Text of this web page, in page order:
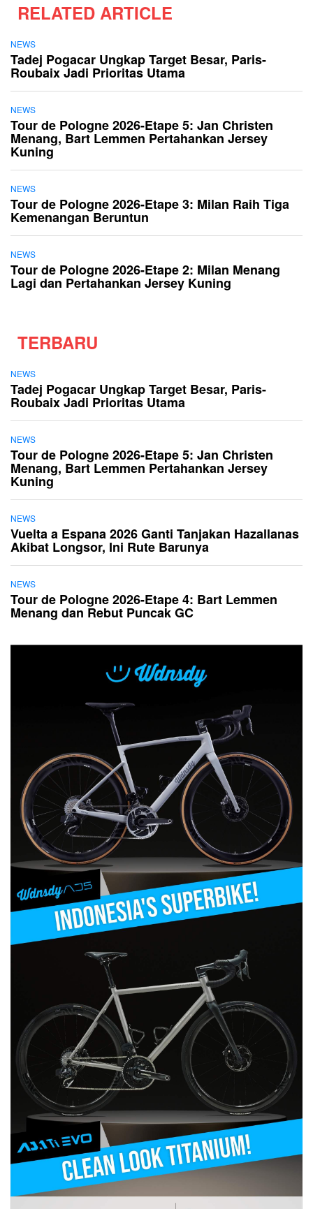
RELATED ARTICLE
NEWS
Tadej Pogacar Ungkap Target Besar, Paris-
Roubaix Jadi Prioritas Utama
NEWS
Tour de Pologne 2026-Etape 5: Jan Christen
Menang, Bart Lemmen Pertahankan Jersey
Kuning
NEWS
Tour de Pologne 2026-Etape 3: Milan Raih Tiga
Kemenangan Beruntun
NEWS
Tour de Pologne 2026-Etape 2: Milan Menang
Lagi dan Pertahankan Jersey Kuning
TERBARU
NEWS
Tadej Pogacar Ungkap Target Besar, Paris-
Roubaix Jadi Prioritas Utama
NEWS
Tour de Pologne 2026-Etape 5: Jan Christen
Menang, Bart Lemmen Pertahankan Jersey
Kuning
NEWS
Vuelta a Espana 2026 Ganti Tanjakan Hazallanas
Akibat Longsor, Ini Rute Barunya
NEWS
Tour de Pologne 2026-Etape 4: Bart Lemmen
Menang dan Rebut Puncak GC